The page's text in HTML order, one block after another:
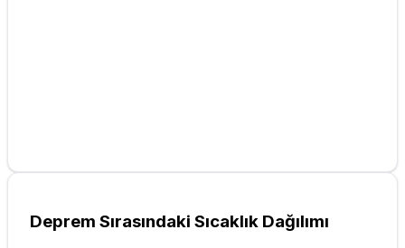
Deprem Sırasındaki Sıcaklık Dağılımı